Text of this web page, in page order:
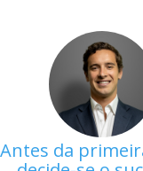
Antes da